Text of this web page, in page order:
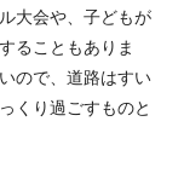
大会や、子どもが
ることもありま
ので、道路はすい
くり過ごすものと